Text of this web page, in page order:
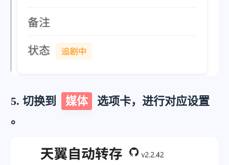
5. 切换到 媒体
选项卡，进行对应设置
。